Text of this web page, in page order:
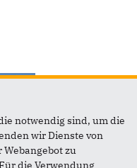
notwendig sind, um die
wir Dienste von
zu
die Verwendung